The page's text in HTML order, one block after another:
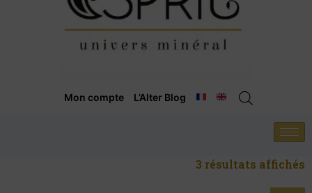
Mon compte L’Alter Blog
3 résultats affichés